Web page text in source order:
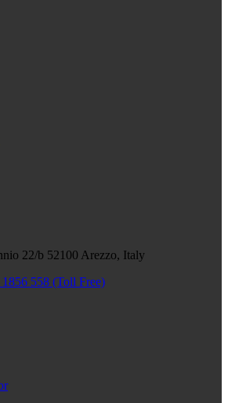
22/b 52100 Arezzo, Italy
1856 558 (Toll Free)